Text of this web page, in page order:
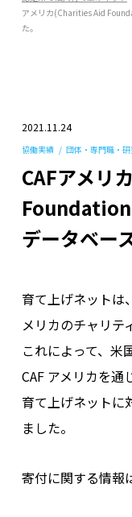
アメリカ(Charities Aid
た。
2021.11.24
協働実績 団体・専門職・
CAFアメリ
データベー
育て上げネットは
メリカのチャリテ
これによって、米
CAF アメリカを通
育て上げネットに
ました。
寄付に関する情報